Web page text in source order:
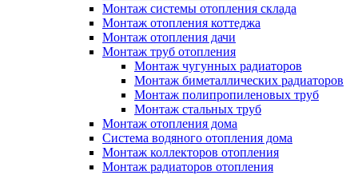
Монтаж системы отопления склада
Монтаж отопления коттеджа
Монтаж отопления дачи
Монтаж труб отопления
Монтаж чугунных радиаторов
Монтаж биметаллических радиаторов
Монтаж полипропиленовых труб
Монтаж стальных труб
Монтаж отопления дома
Система водяного отопления дома
Монтаж коллекторов отопления
Монтаж радиаторов отопления